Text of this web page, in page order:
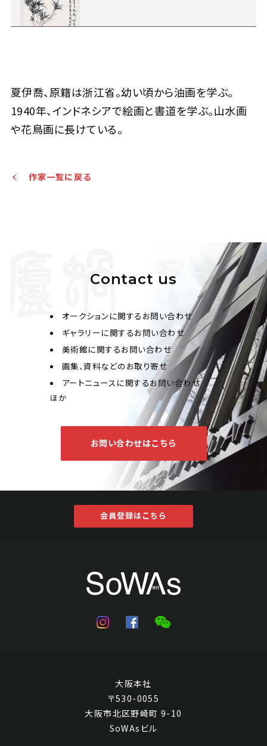
夏伊喬、原籍は浙江省。幼い頃から油画を学ぶ。
1940年、インドネシアで絵画と書道を学ぶ。山水画
や花鳥画に長けている。
夏伊喬 墨竹
主催 Jo's Auction
開催 2021/04/27
作家一覧に戻る
Contact us
オークションに関するお問い合わせ
ギャラリーに関するお問い合わせ
美術館に関するお問い合わせ
画集、資料などのお取り寄せ
アートニュースに関するお問い合わせ
ほか
お問い合わせはこちら
会員登録はこちら
大阪本社
〒530-0055
大阪市北区野崎町 9-10
SoWAsビル